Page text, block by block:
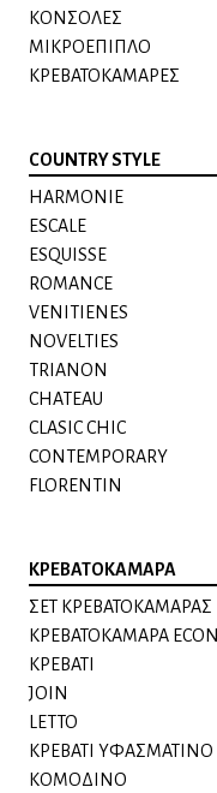
ΚΟΝΣΟΛΕΣ
ΜΙΚΡΟΕΠΙΠΛΟ
ΚΡΕΒΑΤΟΚΑΜΑΡΕΣ
COUNTRY STYLE
HARMONIE
ESCALE
ESQUISSE
ROMANCE
VENITIENES
NOVELTIES
TRIANON
CHATEAU
CLASIC CHIC
CONTEMPORARY
FLORENTIN
ΚΡΕΒΑΤΟΚΑΜΑΡΑ
ΣΕΤ ΚΡΕΒΑΤΟΚΑΜΑΡΑΣ
ΚΡΕΒΑΤΟΚΑΜΑΡΑ
ΚΡΕΒΑΤΙ
JOIN
LETTO
ΚΡΕΒΑΤΙ ΥΦΑΣΜΑΤΙΝΟ
ΚΟΜΟΔΙΝO